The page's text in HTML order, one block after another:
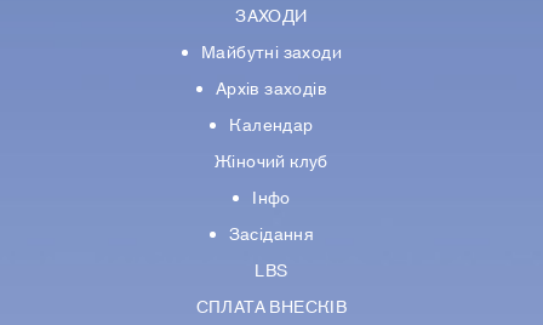
ЗАХОДИ
Майбутні заходи
Архів заходів
Календар
Жіночий клуб
Інфо
Засідання
LBS
СПЛАТА ВНЕСКІВ